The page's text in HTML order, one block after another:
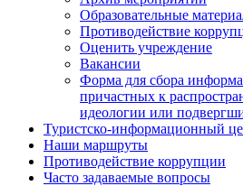
Образовательные
Противодействие
Оценить учреждение
Вакансии
Форма для сбора
причастных к
идеологии или
Туристско-информационный
Наши маршруты
Противодействие коррупции
Часто задаваемые вопросы